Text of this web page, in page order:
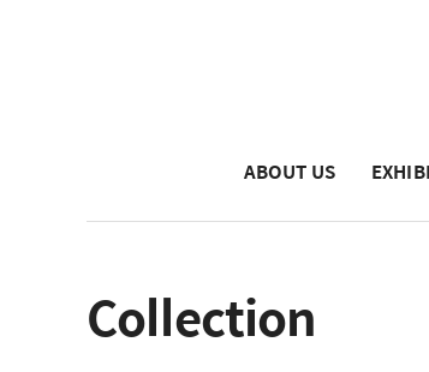
ABOUT US
Collection